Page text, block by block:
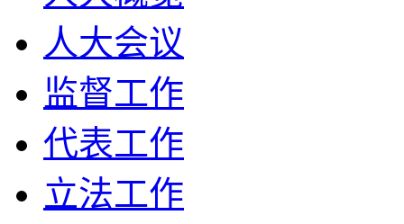
人大会议
监督工作
代表工作
立法工作